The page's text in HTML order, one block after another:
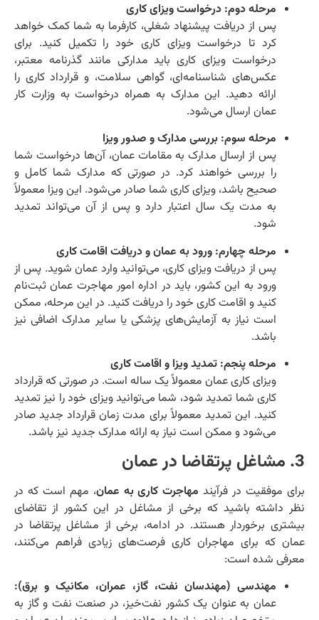
مرحله دوم: درخواست ویزای کاری
پس از دریافت پیشنهاد شغلی، کارفرما به شما کمک خواهد
کرد تا درخواست ویزای کاری خود را تکمیل کنید. برای
درخواست ویزای کاری باید مدارکی مانند گذرنامه معتبر،
عکس‌های شناسنامه‌ای، گواهی سلامت، و قرارداد کاری را
ارائه دهید. این مدارک به همراه درخواست به وزارت کار
عمان ارسال می‌شود.
مرحله سوم: بررسی مدارک و صدور ویزا
پس از ارسال مدارک به مقامات عمان، آن‌ها درخواست شما
را بررسی خواهند کرد. در صورتی که مدارک شما کامل و
صحیح باشد، ویزای کاری شما صادر می‌شود. این ویزا معمولاً
به مدت یک سال اعتبار دارد و پس از آن می‌تواند تمدید
شود.
مرحله چهارم: ورود به عمان و دریافت اقامت کاری
پس از دریافت ویزای کاری، می‌توانید وارد عمان شوید. پس از
ورود به این کشور، باید در اداره امور مهاجرت عمان ثبت‌نام
کنید و اقامت کاری خود را دریافت کنید. در این مرحله، ممکن
است نیاز به آزمایش‌های پزشکی یا سایر مدارک اضافی نیز
باشد.
مرحله پنجم: تمدید ویزا و اقامت کاری
ویزای کاری عمان معمولاً یک ساله است. در صورتی که قرارداد
کاری شما تمدید شود، شما می‌توانید ویزای خود را نیز تمدید
کنید. این تمدید معمولاً برای مدت زمان قرارداد جدید صادر
می‌شود و ممکن است نیاز به ارائه مدارک جدید نیز باشد.
3. مشاغل پرتقاضا در عمان
برای موفقیت در فرآیند مهاجرت کاری به عمان، مهم است که در
نظر داشته باشید که برخی از مشاغل در این کشور از تقاضای
بیشتری برخوردار هستند. در ادامه، برخی از مشاغل پرتقاضا در
عمان که برای مهاجران کاری فرصت‌های زیادی فراهم می‌کنند،
معرفی شده است:
مهندسی (مهندسان نفت، گاز، عمران، مکانیک و برق):
عمان به عنوان یک کشور نفت‌خیز، در صنعت نفت و گاز به